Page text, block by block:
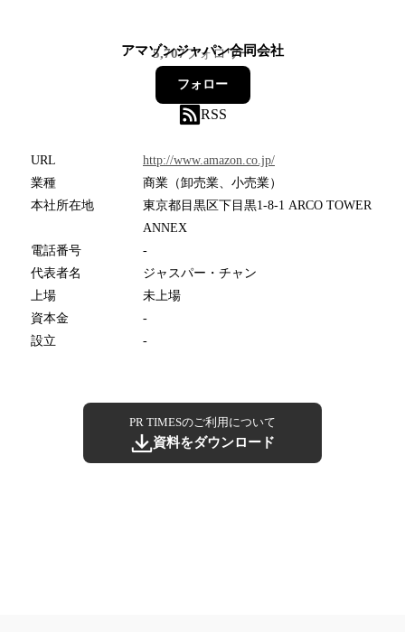
アマゾンジャパン合同会社
5,707フォロワー
フォロー
RSS
URL
http://www.amazon.co.jp/
業種
商業（卸売業、小売業）
本社所在地
東京都目黒区下目黒1-8-1 ARCO TOWER
ANNEX
電話番号
-
代表者名
ジャスパー・チャン
上場
未上場
資本金
-
設立
-
PR TIMESのご利用について
資料をダウンロード